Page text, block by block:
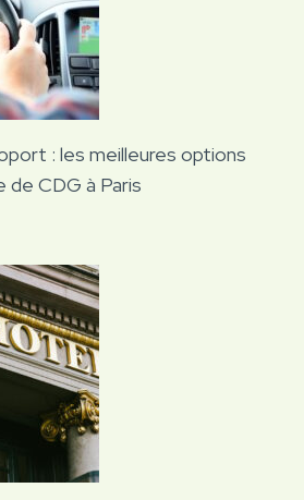
: les meilleures options
de CDG à Paris